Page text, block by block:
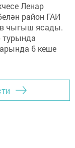
Ленар
район ГАИ
чыгыш ясады.
турында
6 кеше